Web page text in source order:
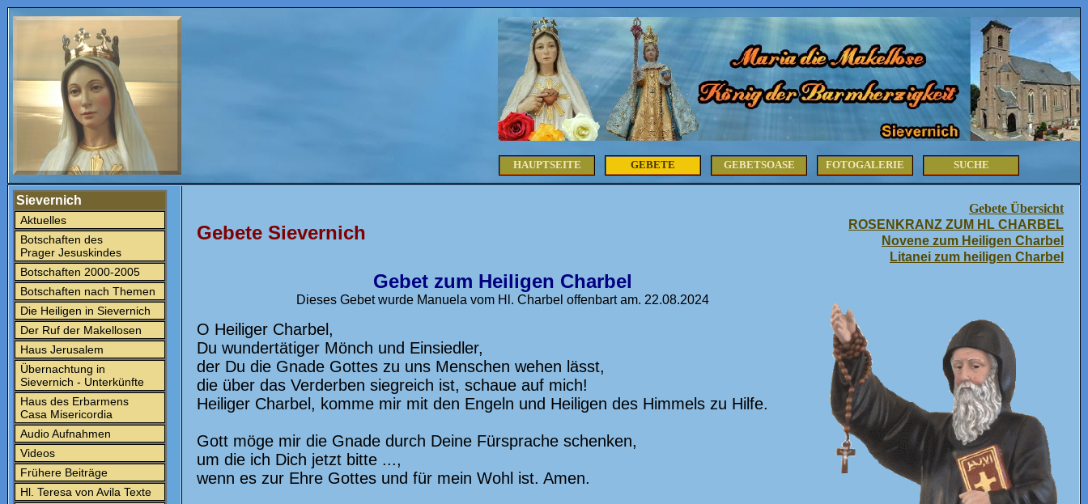
HAUPTSEITE GEBETE GEBETSOASE FOTOGALERIE SUCHE
Sievernich
Aktuelles
Botschaften des
Prager Jesuskindes
Botschaften 2000-2005
Botschaften nach Themen
Die Heiligen in Sievernich
Der Ruf der Makellosen
Haus Jerusalem
Übernachtung in
Sievernich - Unterkünfte
Haus des Erbarmens
Casa Misericordia
Audio Aufnahmen
Videos
Frühere Beiträge
Hl. Teresa von Avila Texte
Gebete Sievernich
Gebete Übersicht
ROSENKRANZ ZUM HL CHARBEL
Novene zum Heiligen Charbel
Litanei zum heiligen Charbel
Gebet zum Heiligen Charbel
Dieses Gebet wurde Manuela vom Hl. Charbel offenbart am. 22.08.2024
O Heiliger Charbel,
Du wundertätiger Mönch und Einsiedler,
der Du die Gnade Gottes zu uns Menschen wehen lässt,
die über das Verderben siegreich ist, schaue auf mich!
Heiliger Charbel, komme mir mit den Engeln und Heiligen des Himmels zu Hilfe.
Gott möge mir die Gnade durch Deine Fürsprache schenken,
um die ich Dich jetzt bitte ...,
wenn es zur Ehre Gottes und für mein Wohl ist. Amen.